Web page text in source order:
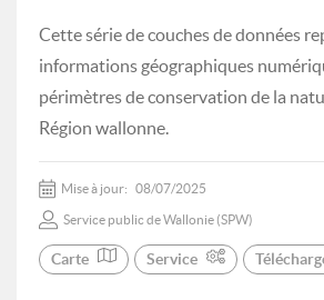
Cette série de couches de données
informations géographiques
périmètres de conservation de la
Région wallonne.
Mise à jour: 08/07/2025
Service public de Wallonie (SPW)
Carte Service